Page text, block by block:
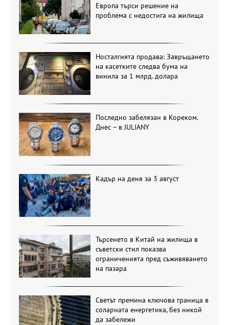
Европа търси решение на
проблема с недостига на жилища
Носталгията продава: Завръщането
на касетките следва бума на
винила за 1 млрд. долара
Последно забелязан в Кореком.
Днес – в JULIANY
Кадър на деня за 3 август
Търсенето в Китай на жилища в
съветски стил показва
ограниченията пред съживяването
на пазара
Светът премина ключова граница в
соларната енергетика, без никой
да забележи